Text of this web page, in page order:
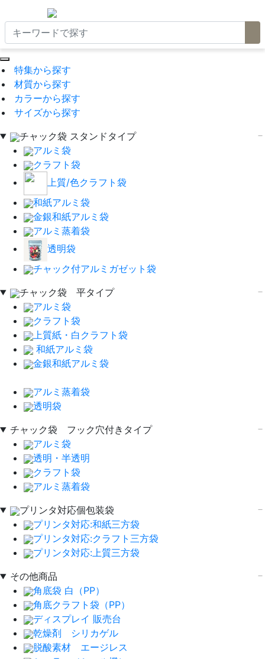
特集から探す
材質から探す
カラーから探す
サイズから探す
チャック袋 スタンドタイプ
アルミ袋
クラフト袋
上質/色クラフト袋
和紙アルミ袋
金銀和紙アルミ袋
アルミ蒸着袋
透明袋
チャック付アルミガゼット袋
チャック袋 平タイプ
アルミ袋
クラフト袋
上質紙・白クラフト袋
和紙アルミ袋
金銀和紙アルミ袋
アルミ蒸着袋
透明袋
チャック袋 フック穴付きタイプ
アルミ袋
透明・半透明
クラフト袋
アルミ蒸着袋
プリンタ対応個包装袋
プリンタ対応:和紙三方袋
プリンタ対応:クラフト三方袋
プリンタ対応:上質三方袋
その他商品
角底袋 白（PP）
角底クラフト袋（PP）
ディスプレイ 販売台
乾燥剤 シリカゲル
脱酸素材 エージレス